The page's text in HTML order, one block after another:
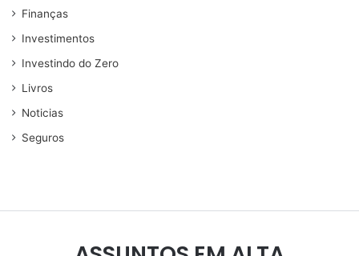
Finanças
Investimentos
Investindo do Zero
Livros
Noticias
Seguros